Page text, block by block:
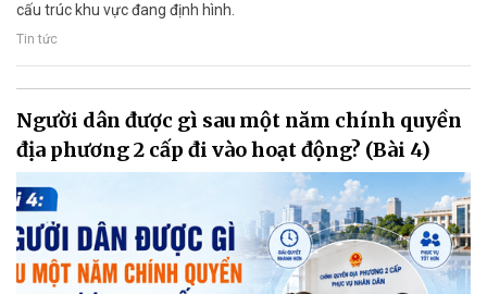
cấu trúc khu vực đang định hình.
Tin tức
Người dân được gì sau một năm chính quyền
địa phương 2 cấp đi vào hoạt động? (Bài 4)